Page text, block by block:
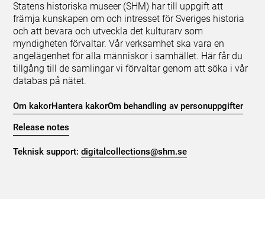
Statens historiska museer (SHM) har till uppgift att
främja kunskapen om och intresset för Sveriges historia
och att bevara och utveckla det kulturarv som
myndigheten förvaltar. Vår verksamhet ska vara en
angelägenhet för alla människor i samhället. Här får du
tillgång till de samlingar vi förvaltar genom att söka i vår
databas på nätet.
Om kakorHantera kakorOm behandling av personuppgifter
Release notes
Teknisk support:digitalcollections@shm.se